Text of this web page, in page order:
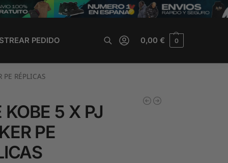
PEDIDO 0,00€ 0
PE RÉPLICAS
KOBE 5 X PJ
PE